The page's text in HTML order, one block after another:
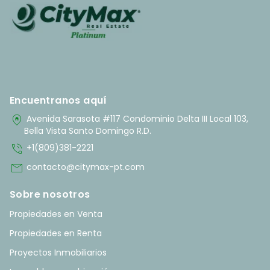
Encuentranos aquí
home_pin Avenida Sarasota #117 Condominio Delta III Local 103,
Bella Vista Santo Domingo R.D.
phone_in_talk +1(809)381-2221
mail contacto@citymax-pt.com
Sobre nosotros
Propiedades en Venta
Propiedades en Renta
Proyectos Inmobiliarios